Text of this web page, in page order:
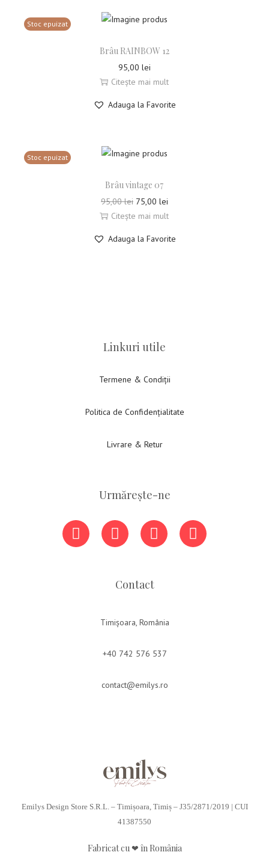
Stoc epuizat
Brâu RAINBOW 12
95,00 lei
Citește mai mult
Adauga la Favorite
Stoc epuizat
Brâu vintage 07
95,00lei 75,00 lei
Citește mai mult
Adauga la Favorite
Linkuri utile
Termene & Condiții
Politica de Confidențialitate
Livrare & Retur
Urmărește-ne
Contact
Timișoara, România
+40 742 576 537
contact@emilys.ro
Emilys Design Store S.R.L. – Timișoara, Timiș – J35/2871/2019 | CUI
41387550
Fabricat cu ❤ în România